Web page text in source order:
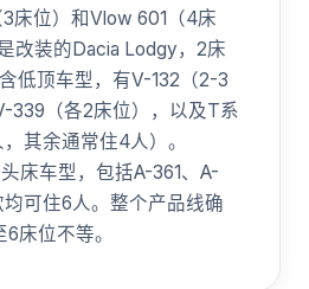
床位）和Vlow 601（4床
改装的Dacia Lodgy，2床
低顶车型，有V-132（2-3
339（各2床位），以及T系
其余通常住4人）。
床车型，包括A-361、A-
可住6人。整个产品线确
床位不等。